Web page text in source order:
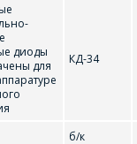
диоды
для
КД-34
б/к